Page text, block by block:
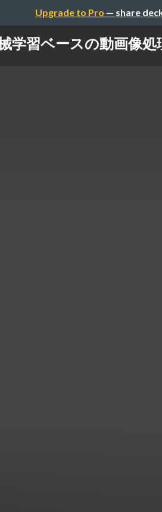
Upgrade to Pro — share
学習ベースの動画像